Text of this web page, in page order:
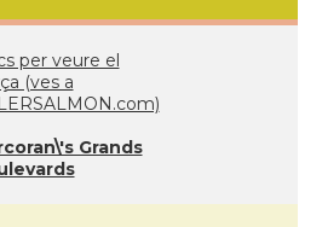
per veure el
(ves a
Grands